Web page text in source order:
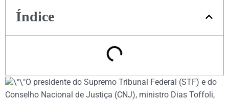
Índice
O presidente do Supremo Tribunal Federal (STF) e do
Conselho Nacional de Justiça (CNJ), ministro Dias Toffoli,